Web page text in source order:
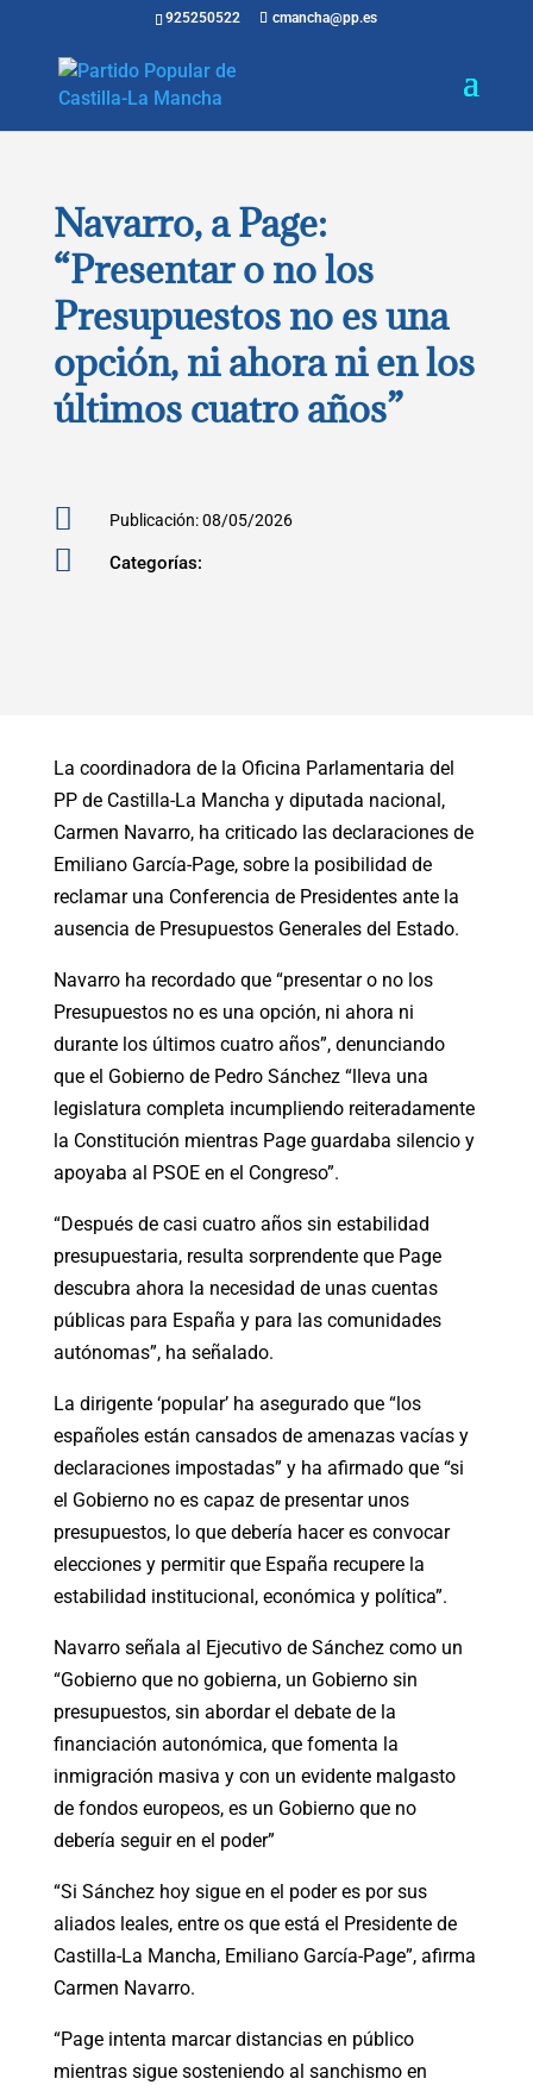
925250522 cmancha@pp.es
Navarro, a Page:
“Presentar o no los
Presupuestos no es una
opción, ni ahora ni en los
últimos cuatro años”
 Publicación: 08/05/2026
 Categorías:
La coordinadora de la Oficina Parlamentaria del
PP de Castilla-La Mancha y diputada nacional,
Carmen Navarro, ha criticado las declaraciones de
Emiliano García-Page, sobre la posibilidad de
reclamar una Conferencia de Presidentes ante la
ausencia de Presupuestos Generales del Estado.
Navarro ha recordado que “presentar o no los
Presupuestos no es una opción, ni ahora ni
durante los últimos cuatro años”, denunciando
que el Gobierno de Pedro Sánchez “lleva una
legislatura completa incumpliendo reiteradamente
la Constitución mientras Page guardaba silencio y
apoyaba al PSOE en el Congreso”.
“Después de casi cuatro años sin estabilidad
presupuestaria, resulta sorprendente que Page
descubra ahora la necesidad de unas cuentas
públicas para España y para las comunidades
autónomas”, ha señalado.
La dirigente ‘popular’ ha asegurado que “los
españoles están cansados de amenazas vacías y
declaraciones impostadas” y ha afirmado que “si
el Gobierno no es capaz de presentar unos
presupuestos, lo que debería hacer es convocar
elecciones y permitir que España recupere la
estabilidad institucional, económica y política”.
Navarro señala al Ejecutivo de Sánchez como un
“Gobierno que no gobierna, un Gobierno sin
presupuestos, sin abordar el debate de la
financiación autonómica, que fomenta la
inmigración masiva y con un evidente malgasto
de fondos europeos, es un Gobierno que no
debería seguir en el poder”
“Si Sánchez hoy sigue en el poder es por sus
aliados leales, entre os que está el Presidente de
Castilla-La Mancha, Emiliano García-Page”, afirma
Carmen Navarro.
“Page intenta marcar distancias en público
mientras sigue sosteniendo al sanchismo en